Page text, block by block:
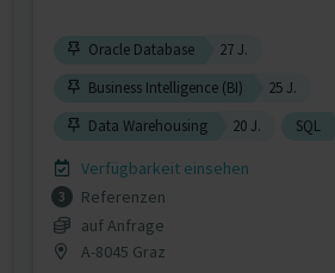
Oracle Database
27 J.
Business Intelligence (BI)
25 J.
Data Warehousing
20 J. SQL
Verfügbarkeit einsehen
3
Referenzen
auf Anfrage
A-8045 Graz